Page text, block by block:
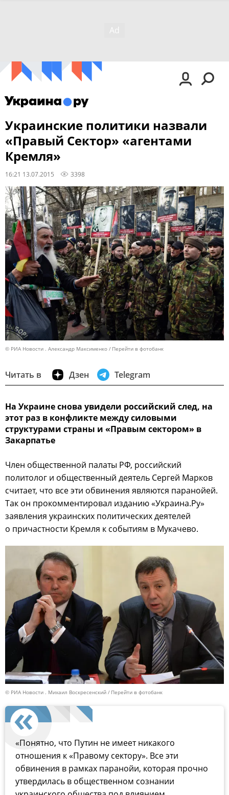
Украинские политики назвали
«Правый Сектор» «агентами
Кремля»
16:21 13.07.2015 3398
© РИА Новости . Александр Максименко Перейти в фотобанк
Читать в Дзен Telegram
На Украине снова увидели российский след, на
этот раз в конфликте между силовыми
структурами страны и «Правым сектором» в
Закарпатье
Член общественной палаты РФ, российский
политолог и общественный деятель Сергей Марков
считает, что все эти обвинения являются паранойей.
Так он прокомментировал изданию «Украина.Ру»
заявления украинских политических деятелей
о причастности Кремля к событиям в Мукачево.
© РИА Новости . Михаил Воскресенский Перейти в фотобанк
«Понятно, что Путин не имеет никакого
отношения к «Правому сектору». Все эти
обвинения в рамках паранойи, которая прочно
утвердилась в общественном сознании